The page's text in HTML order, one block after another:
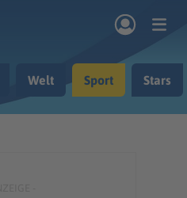
Welt Sport Stars